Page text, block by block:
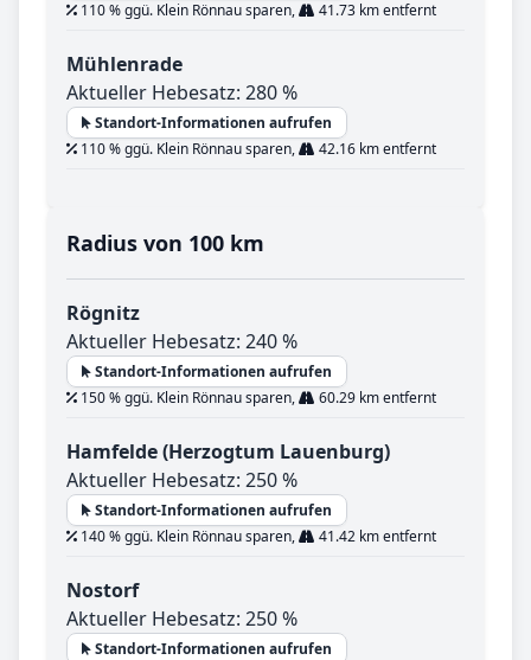
110 % ggü. Klein Rönnau sparen,
41.73 km entfernt
Mühlenrade
Aktueller Hebesatz: 280 %
Standort-Informationen aufrufen
110 % ggü. Klein Rönnau sparen,
42.16 km entfernt
Radius von 100 km
Rögnitz
Aktueller Hebesatz: 240 %
Standort-Informationen aufrufen
150 % ggü. Klein Rönnau sparen,
60.29 km entfernt
Hamfelde (Herzogtum Lauenburg)
Aktueller Hebesatz: 250 %
Standort-Informationen aufrufen
140 % ggü. Klein Rönnau sparen,
41.42 km entfernt
Nostorf
Aktueller Hebesatz: 250 %
Standort-Informationen aufrufen